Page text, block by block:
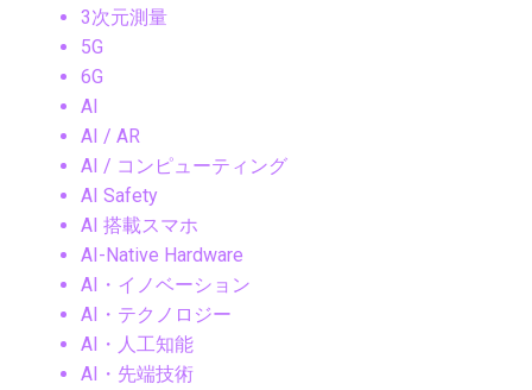
3次元測量
5G
6G
AI
AI / AR
AI / コンピューティング
AI Safety
AI 搭載スマホ
AI-Native Hardware
AI・イノベーション
AI・テクノロジー
AI・人工知能
AI・先端技術